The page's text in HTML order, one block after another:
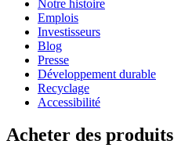
Notre histoire
Emplois
Investisseurs
Blog
Presse
Développement durable
Recyclage
Accessibilité
Acheter des produits